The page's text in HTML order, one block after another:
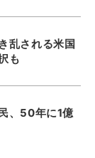
乱される米国
も
、50年に1億